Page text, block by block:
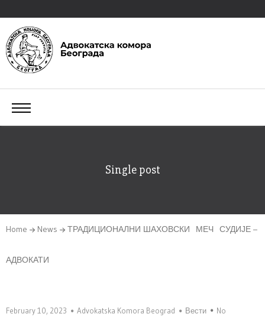
Single post
Home News ТРАДИЦИОНАЛНИ ШАХОВСКИ МЕЧ СУДИЈЕ –
АДВОКАТИ
February 10, 2023 Advokatska Komora Beograd Вести
No